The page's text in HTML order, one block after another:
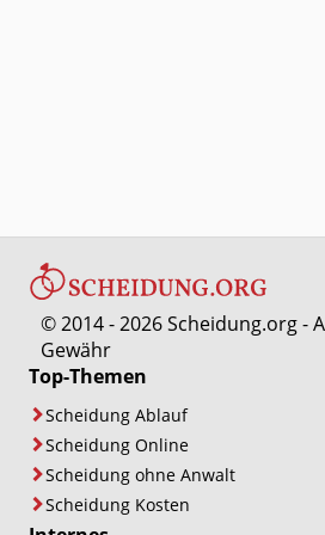
© 2014 - 2026 Scheidung.org -
Gewähr
Top-Themen
Scheidung Ablauf
Scheidung Online
Scheidung ohne Anwalt
Scheidung Kosten